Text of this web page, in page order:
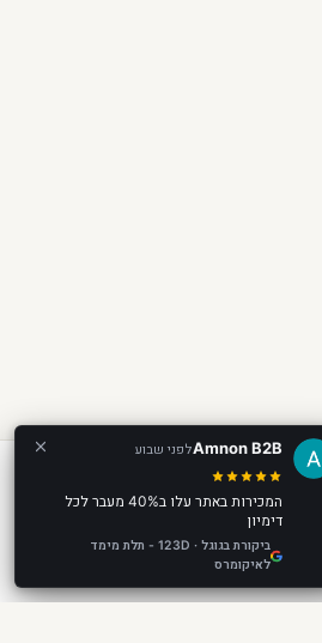
ומציאות רבודה. החנות שלכם —
Amnon B2Bלפני שבוע
המכירות באתר עלו ב40% מעבר לכל
דימיון
ביקורת בגוגל · 123D - תלת מימד
לאיקומרס